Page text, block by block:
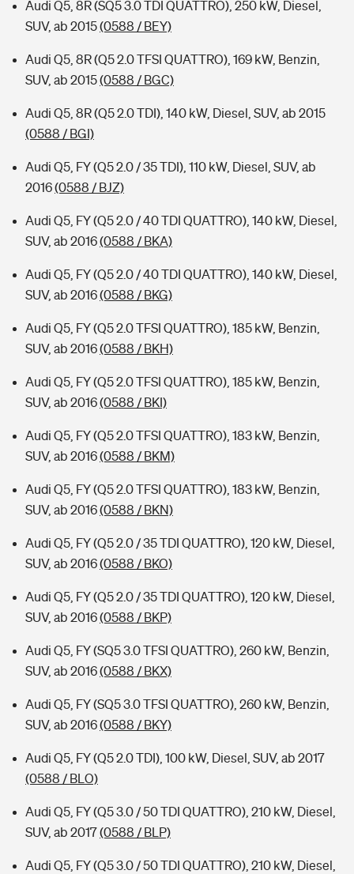
Audi Q5, 8R (SQ5 3.0 TDI QUATTRO), 250 kW, Diesel,
SUV, ab 2015(0588 / BEY)
Audi Q5, 8R (Q5 2.0 TFSI QUATTRO), 169 kW, Benzin,
SUV, ab 2015(0588 / BGC)
Audi Q5, 8R (Q5 2.0 TDI), 140 kW, Diesel, SUV, ab 2015
(0588 / BGI)
Audi Q5, FY (Q5 2.0 / 35 TDI), 110 kW, Diesel, SUV, ab
2016(0588 / BJZ)
Audi Q5, FY (Q5 2.0 / 40 TDI QUATTRO), 140 kW, Diesel,
SUV, ab 2016(0588 / BKA)
Audi Q5, FY (Q5 2.0 / 40 TDI QUATTRO), 140 kW, Diesel,
SUV, ab 2016(0588 / BKG)
Audi Q5, FY (Q5 2.0 TFSI QUATTRO), 185 kW, Benzin,
SUV, ab 2016(0588 / BKH)
Audi Q5, FY (Q5 2.0 TFSI QUATTRO), 185 kW, Benzin,
SUV, ab 2016(0588 / BKI)
Audi Q5, FY (Q5 2.0 TFSI QUATTRO), 183 kW, Benzin,
SUV, ab 2016(0588 / BKM)
Audi Q5, FY (Q5 2.0 TFSI QUATTRO), 183 kW, Benzin,
SUV, ab 2016(0588 / BKN)
Audi Q5, FY (Q5 2.0 / 35 TDI QUATTRO), 120 kW, Diesel,
SUV, ab 2016(0588 / BKO)
Audi Q5, FY (Q5 2.0 / 35 TDI QUATTRO), 120 kW, Diesel,
SUV, ab 2016(0588 / BKP)
Audi Q5, FY (SQ5 3.0 TFSI QUATTRO), 260 kW, Benzin,
SUV, ab 2016(0588 / BKX)
Audi Q5, FY (SQ5 3.0 TFSI QUATTRO), 260 kW, Benzin,
SUV, ab 2016(0588 / BKY)
Audi Q5, FY (Q5 2.0 TDI), 100 kW, Diesel, SUV, ab 2017
(0588 / BLO)
Audi Q5, FY (Q5 3.0 / 50 TDI QUATTRO), 210 kW, Diesel,
SUV, ab 2017(0588 / BLP)
Audi Q5, FY (Q5 3.0 / 50 TDI QUATTRO), 210 kW, Diesel,